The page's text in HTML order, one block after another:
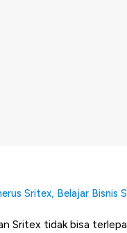
Sritex, Belajar Bisnis
Sritex tidak bisa